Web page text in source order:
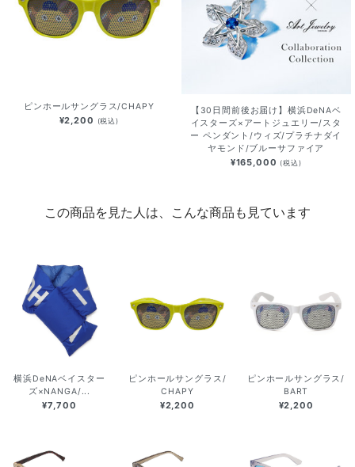
ピンホールサングラス/CHAPY
¥2,200 (税込)
【30日間前後お届け】横浜DeNAベ
イスターズ×アートジュエリー/スタ
ー ペンダント/ウィズ/プラチナダイ
ヤモンド/ブルーサファイア
¥165,000 (税込)
この商品を見た人は、こんな商品も見ています
横浜DeNAベイスター
ズ×NANGA/...
¥7,700
ピンホールサングラス/
CHAPY
¥2,200
ピンホールサングラス/
BART
¥2,200